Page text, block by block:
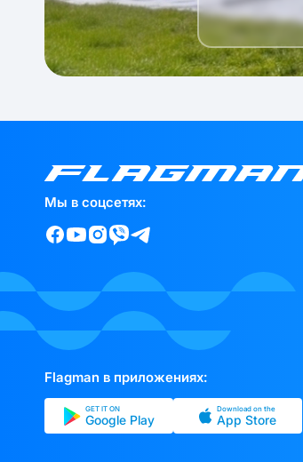
Мы в соцсетях:
Flagman в приложениях:
GET IT ON
Google Play
Download on the
App Store